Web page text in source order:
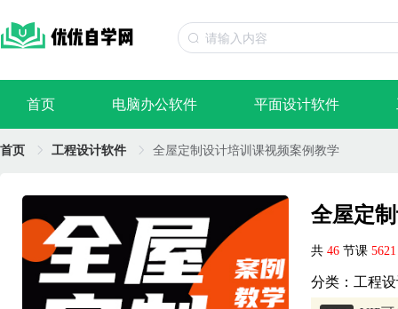
首页 电脑办公软件 平面设计软件
首页 工程设计软件 全屋定制设计培训课视频案例教学
全屋定
共 46 节课
分类：工程